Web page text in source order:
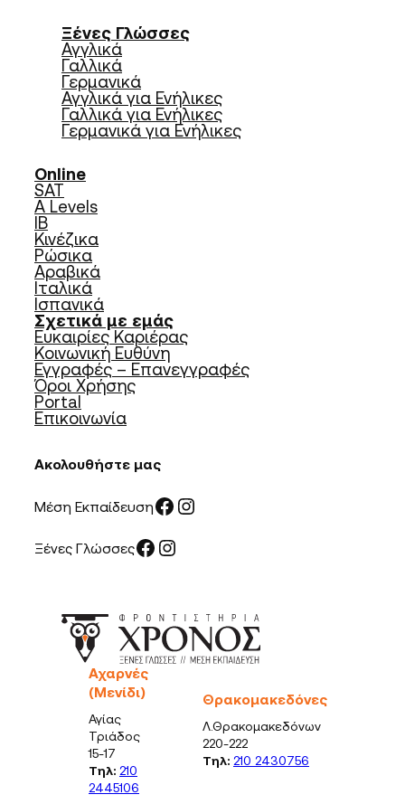
Ξένες Γλώσσες
Αγγλικά
Γαλλικά
Γερμανικά
Αγγλικά για Ενήλικες
Γαλλικά για Ενήλικες
Γερμανικά για Ενήλικες
Online
SAT
A Levels
IB
Κινέζικα
Ρώσικα
Αραβικά
Ιταλικά
Ισπανικά
Σχετικά με εμάς
Ευκαιρίες Καριέρας
Κοινωνική Ευθύνη
Εγγραφές – Επανεγγραφές
Όροι Χρήσης
Portal
Επικοινωνία
Ακολουθήστε μας
Μέση ΕκπαίδευσηFacebook Instagram
Ξένες ΓλώσσεςFacebook Instagram
Αχαρνές
(Μενίδι)
Αγίας
Τριάδος
15-17
Τηλ: 210
2445106
Θρακομακεδόνες
Λ.Θρακομακεδόνων
220-222
Τηλ: 210 2430756